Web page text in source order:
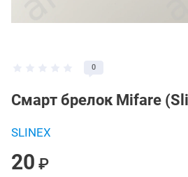
0
Смарт брелок Mifare
SLINEX
20 ₽